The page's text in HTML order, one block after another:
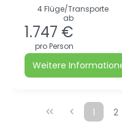
4Flüge/Transporte
ab
1.747 €
pro Person
Weitere
1 2